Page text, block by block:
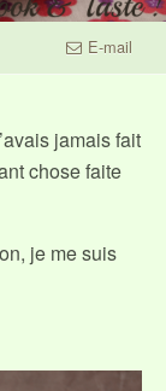
E-mail
jamais fait
chose faite
je me suis